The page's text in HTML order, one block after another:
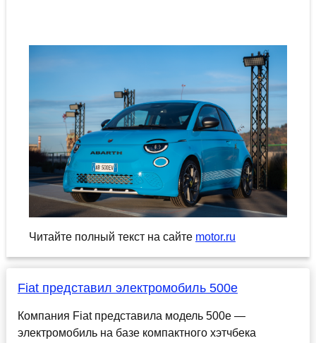
Читайте полный текст на сайте motor.ru
Fiat представил электромобиль 500e
Компания Fiat представила модель 500e —
электромобиль на базе компактного хэтчбека